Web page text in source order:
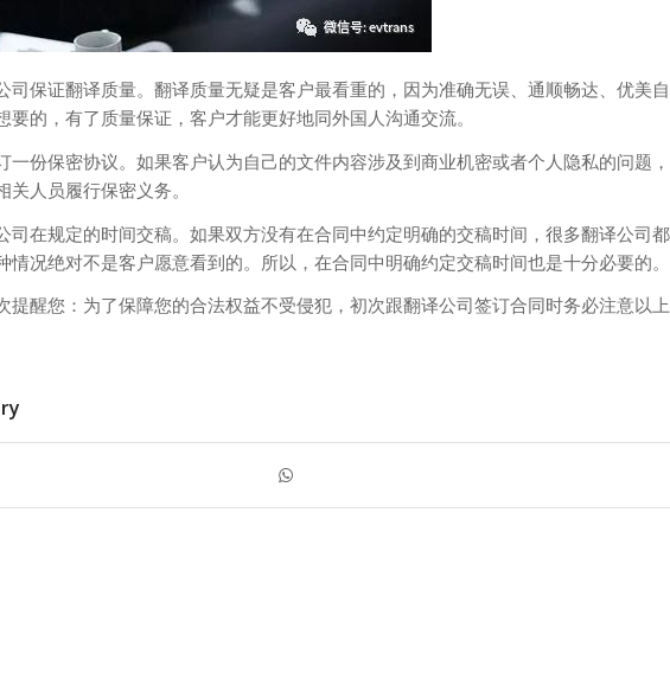
司保证翻译质量。翻译质量无疑是客户最看重的，因为准确无误、通顺畅达、优美
要的，有了质量保证，客户才能更好地同外国人沟通交流。
一份保密协议。如果客户认为自己的文件内容涉及到商业机密或者个人隐私的问题
关人员履行保密义务。
司在规定的时间交稿。如果双方没有在合同中约定明确的交稿时间，很多翻译公司
情况绝对不是客户愿意看到的。所以，在合同中明确约定交稿时间也是十分必要的。
提醒您：为了保障您的合法权益不受侵犯，初次跟翻译公司签订合同时务必注意以